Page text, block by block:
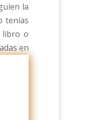
la
tenías
libro o
en